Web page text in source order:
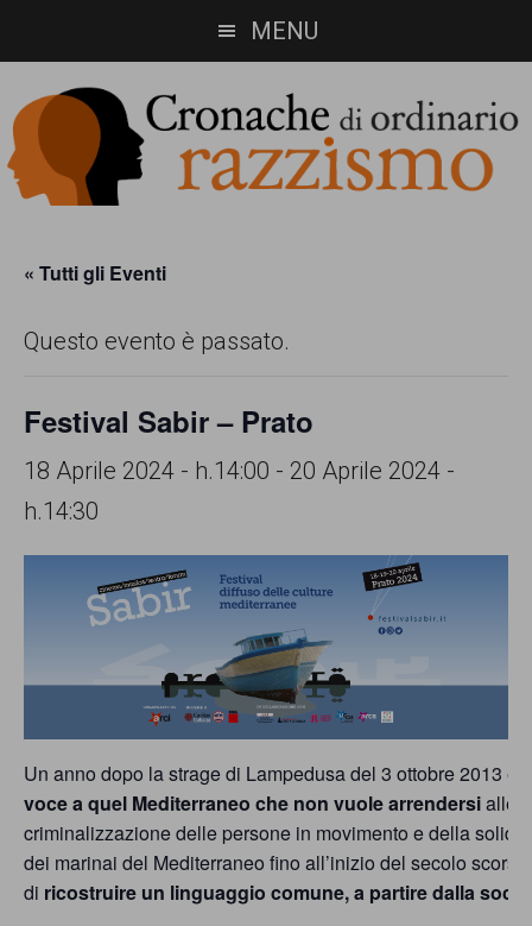
to
main
content
to
footer
MENU
di
ordinario
razzismo
sito
informazione,
approfondimento
comunicazione
specificamente
razzismo
curato
da
« Tutti gli Eventi
Questo evento è passato.
Festival Sabir – Prato
18 Aprile 2024 - h.14:00 - 20 Aprile 2024 -
h.14:30
Un anno dopo la strage di Lampedusa del 3 ottobre 2013 è
voce a quel Mediterraneo che non vuole arrendersialle
criminalizzazione delle persone in movimento e della
dei marinai del Mediterraneo fino all’inizio del secolo
di ricostruire un linguaggio comune, a partire dalla